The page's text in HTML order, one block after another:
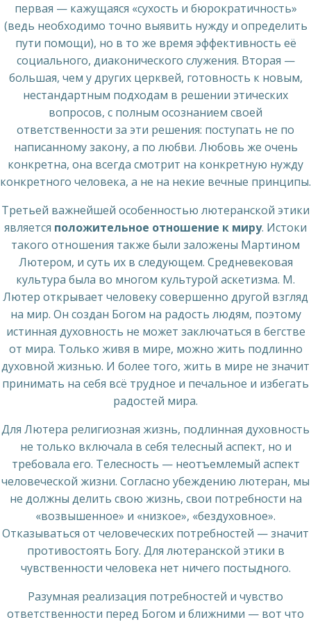
первая — кажущаяся «сухость и бюрократичность»
(ведь необходимо точно выявить нужду и определить
пути помощи), но в то же время эффективность её
социального, диаконического служения. Вторая —
большая, чем у других церквей, готовность к новым,
нестандартным подходам в решении этических
вопросов, с полным осознанием своей
ответственности за эти решения: поступать не по
написанному закону, а по любви. Любовь же очень
конкретна, она всегда смотрит на конкретную нужду
конкретного человека, а не на некие вечные принципы.
Третьей важнейшей особенностью лютеранской этики
является положительное отношение к миру. Истоки
такого отношения также были заложены Мартином
Лютером, и суть их в следующем. Средневековая
культура была во многом культурой аскетизма. М.
Лютер открывает человеку совершенно другой взгляд
на мир. Он создан Богом на радость людям, поэтому
истинная духовность не может заключаться в бегстве
от мира. Только живя в мире, можно жить подлинно
духовной жизнью. И более того, жить в мире не значит
принимать на себя всё трудное и печальное и избегать
радостей мира.
Для Лютера религиозная жизнь, подлинная духовность
не только включала в себя телесный аспект, но и
требовала его. Телесность — неотъемлемый аспект
человеческой жизни. Согласно убеждению лютеран, мы
не должны делить свою жизнь, свои потребности на
«возвышенное» и «низкое», «бездуховное».
Отказываться от человеческих потребностей — значит
противостоять Богу. Для лютеранской этики в
чувственности человека нет ничего постыдного.
Разумная реализация потребностей и чувство
ответственности перед Богом и ближними — вот что